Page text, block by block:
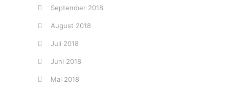
September 2018
August 2018
Juli 2018
Juni 2018
Mai 2018